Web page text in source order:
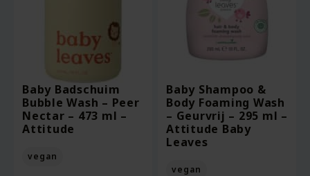
Baby Badschuim
Bubble Wash – Peer
Nectar – 473 ml –
Attitude
vegan
Baby Shampoo &
Body Foaming Wash
– Geurvrij – 295 ml –
Attitude Baby
Leaves
vegan